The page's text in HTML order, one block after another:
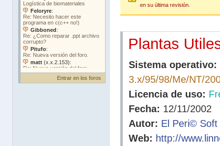
Entrar en los foros
en su última revisión.
Plantas
Sistema operativo:
3.x/95/98/Me/NT/
Licencia de uso:
Fecha: 12/11/2002
Autor: El Peri© Soft
Web: http://